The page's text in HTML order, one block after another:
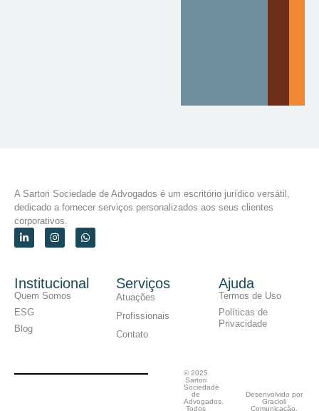
A Sartori Sociedade de Advogados é um escritório jurídico versátil,
dedicado a fornecer serviços personalizados aos seus clientes
corporativos.
Institucional
Quem Somos
ESG
Blog
Serviços
Atuações
Profissionais
Contato
Ajuda
Termos de Uso
Políticas de
Privacidade
© 2025
Sartori
Sociedade
de
Advogados.
Todos
Desenvolvido por
Gracioli
Comunicação.